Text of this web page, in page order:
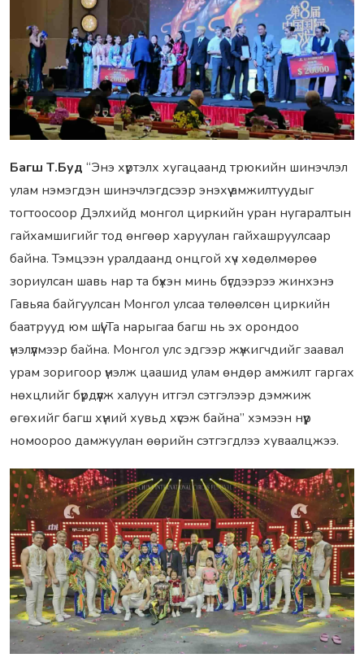
Багш Т.Буд “Энэ хүртэлх хугацаанд трюкийн шинэчлэл
улам нэмэгдэн шинэчлэгдсээр энэхүү амжилтуудыг
тогтоосоор Дэлхийд монгол циркийн уран нугаралтын
гайхамшигийг тод өнгөөр харуулан гайхашруулсаар
байна. Тэмцээн уралдаанд онцгой хүч хөдөлмөрөө
зориулсан шавь нар та бүхэн минь бүгдээрээ жинхэнэ
Гавьяа байгуулсан Монгол улсаа төлөөлсөн циркийн
баатрууд юм шүү! Та нарыгаа багш нь эх орондоо
үнэлүүлмээр байна. Монгол улс эдгээр жүжигчдийг заавал
урам зоригоор үнэлж цаашид улам өндөр амжилт гаргах
нөхцлийг бүрдүүлж халуун итгэл сэтгэлээр дэмжиж
өгөхийг багш хүний хувьд хүсэж байна” хэмээн нүүр
номоороо дамжуулан өөрийн сэтгэгдлээ хуваалцжээ.